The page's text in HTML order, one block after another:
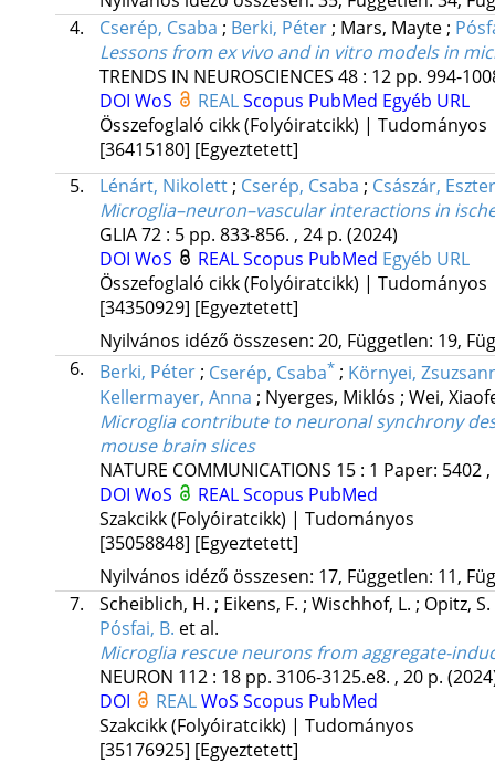
4.
Cserép, Csaba ; Berki, Péter; Mars, Mayte;
Lessons from ex vivo and in vitro models in
TRENDS IN NEUROSCIENCES 48: 12 pp. 994-
DOI WoS REALScopus PubMed Egyéb URL
Összefoglaló cikk (Folyóiratcikk) | Tudományos
[36415180] [Egyeztetett]
5.
Lénárt, Nikolett; Cserép, Csaba ; Császár, Eszter
Microglia–neuron–vascular interactions in
GLIA72: 5 pp. 833-856. , 24 p. (2024)
DOI WoS REALScopus PubMed Egyéb URL
Összefoglaló cikk (Folyóiratcikk) | Tudományos
[34350929] [Egyeztetett]
Nyilvános idéző összesen: 20, Független: 19,
6.
Berki, Péter; Cserép, Csaba* ; Környei,
Kellermayer, Anna ; Nyerges, Miklós ; Wei,
Microglia contribute to neuronal synchrony
mouse brain slices
NATURE COMMUNICATIONS 15: 1 Paper: 5402
DOI WoS REALScopus PubMed
Szakcikk (Folyóiratcikk) | Tudományos
[35058848] [Egyeztetett]
Nyilvános idéző összesen: 17, Független: 11,
7.
Scheiblich, H. ; Eikens, F. ; Wischhof, L. ; Opitz, S.
Pósfai, B. et al.
Microglia rescue neurons from aggregate-
NEURON 112: 18 pp. 3106-3125.e8. , 20 p.
DOI
REALWoS Scopus PubMed
Szakcikk (Folyóiratcikk) | Tudományos
[35176925] [Egyeztetett]